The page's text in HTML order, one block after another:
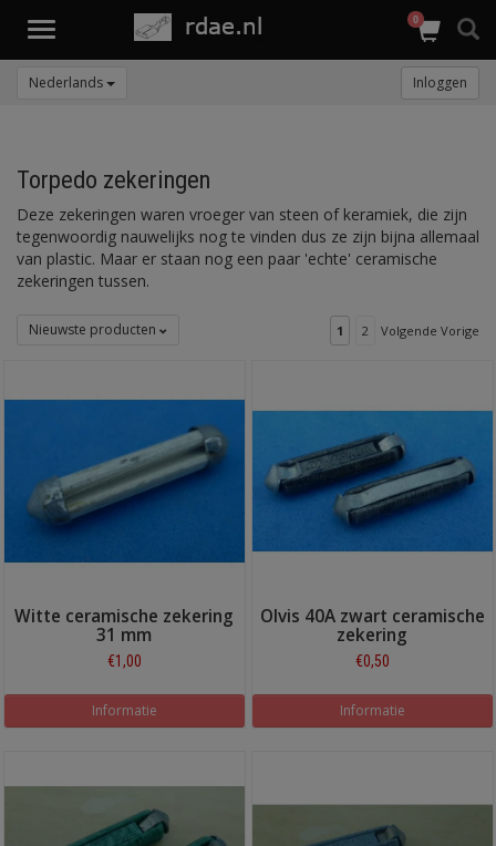
Toggle
0
Nederlands Inloggen
Torpedo zekeringen
Deze zekeringen waren vroeger van steen of keramiek, die zijn
tegenwoordig nauwelijks nog te vinden dus ze zijn bijna allemaal
van plastic. Maar er staan nog een paar 'echte' ceramische
zekeringen tussen.
Nieuwste producten 1 2 Volgende Vorige
Witte ceramische zekering
31 mm
€1,00
Informatie
Olvis 40A zwart ceramische
zekering
€0,50
Informatie